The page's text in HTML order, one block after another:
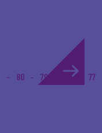
80 79 77